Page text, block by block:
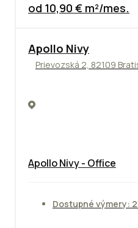
od 10,90 € m²/mes.
Apollo Nivy
Prievozská 2, 82109
Apollo Nivy - Office
Dostupné výmery: